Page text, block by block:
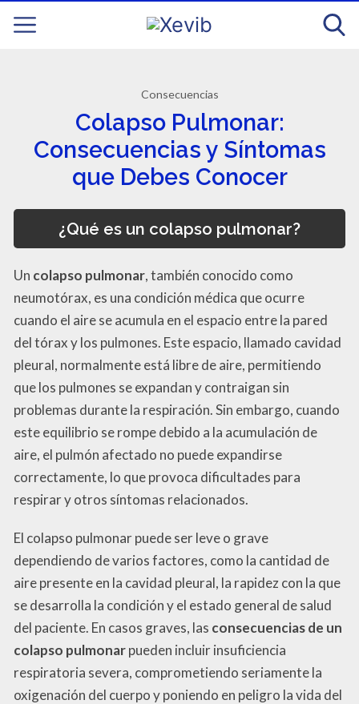
Consecuencias
Colapso Pulmonar:
Consecuencias y Síntomas
que Debes Conocer
¿Qué es un colapso pulmonar?
Un colapso pulmonar, también conocido como
neumotórax, es una condición médica que ocurre
cuando el aire se acumula en el espacio entre la pared
del tórax y los pulmones. Este espacio, llamado cavidad
pleural, normalmente está libre de aire, permitiendo
que los pulmones se expandan y contraigan sin
problemas durante la respiración. Sin embargo, cuando
este equilibrio se rompe debido a la acumulación de
aire, el pulmón afectado no puede expandirse
correctamente, lo que provoca dificultades para
respirar y otros síntomas relacionados.
El colapso pulmonar puede ser leve o grave
dependiendo de varios factores, como la cantidad de
aire presente en la cavidad pleural, la rapidez con la que
se desarrolla la condición y el estado general de salud
del paciente. En casos graves, las consecuencias de un
colapso pulmonarpueden incluir insuficiencia
respiratoria severa, comprometiendo seriamente la
oxigenación del cuerpo y poniendo en peligro la vida del